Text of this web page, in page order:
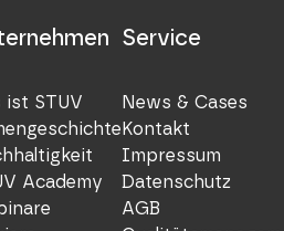
ist STUV
Academy
Service
News & Cases
Kontakt
Impressum
Datenschutz
AGB